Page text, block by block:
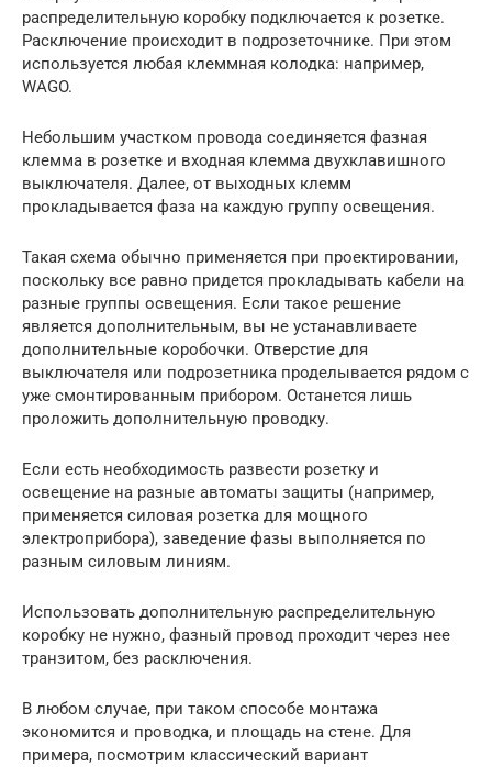
распределительную коробку подключается к розетке.
Расключение происходит в подрозеточнике. При этом
используется любая клеммная колодка: например,
WAGO.
Небольшим участком провода соединяется фазная
клемма в розетке и входная клемма двухклавишного
выключателя. Далее, от выходных клемм
прокладывается фаза на каждую группу освещения.
Такая схема обычно применяется при проектировании,
поскольку все равно придется прокладывать кабели на
разные группы освещения. Если такое решение
является дополнительным, вы не устанавливаете
дополнительные коробочки. Отверстие для
выключателя или подрозетника проделывается рядом с
уже смонтированным прибором. Останется лишь
проложить дополнительную проводку.
Если есть необходимость развести розетку и
освещение на разные автоматы защиты (например,
применяется силовая розетка для мощного
электроприбора), заведение фазы выполняется по
разным силовым линиям.
Использовать дополнительную распределительную
коробку не нужно, фазный провод проходит через нее
транзитом, без расключения.
В любом случае, при таком способе монтажа
экономится и проводка, и площадь на стене. Для
примера, посмотрим классический вариант